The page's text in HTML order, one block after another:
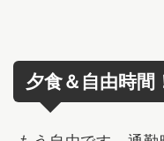
夕食＆自由時間